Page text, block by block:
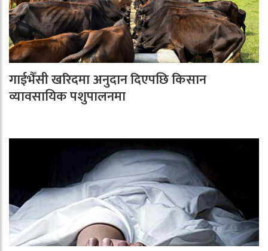
गाईभैँसी खरिदमा अनुदान दिएपछि किसान
व्यावसायिक पशुपालनमा